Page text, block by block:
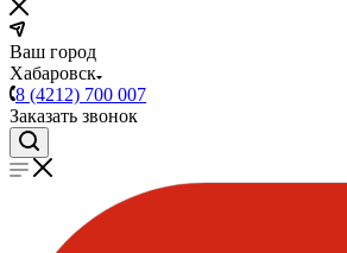
Ваш город
Хабаровск
8 (4212) 700 007
Заказать звонок